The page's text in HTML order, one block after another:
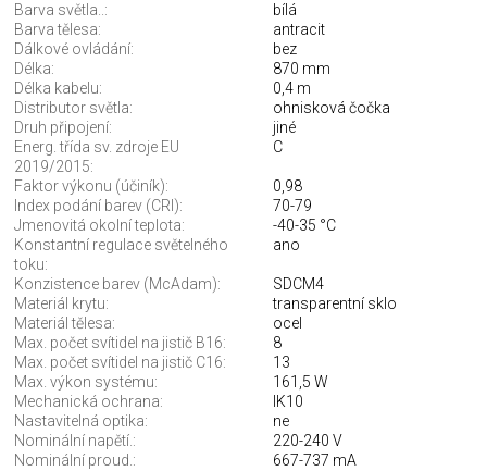
Barva světla..:
bílá
Barva tělesa:
antracit
Dálkové ovládání:
bez
Délka:
870 mm
Délka kabelu:
0,4 m
Distributor světla:
ohnisková čočka
Druh připojení:
jiné
Energ. třída sv. zdroje EU
2019/2015:
C
Faktor výkonu (účiník):
0,98
Index podání barev (CRI):
70-79
Jmenovitá okolní teplota:
-40-35 °C
Konstantní regulace světelného
toku:
ano
Konzistence barev (McAdam):
SDCM4
Materiál krytu:
transparentní sklo
Materiál tělesa:
ocel
Max. počet svítidel na jistič B16:
8
Max. počet svítidel na jistič C16:
13
Max. výkon systému:
161,5 W
Mechanická ochrana:
IK10
Nastavitelná optika:
ne
Nominální napětí.:
220-240 V
Nominální proud.:
667-737 mA